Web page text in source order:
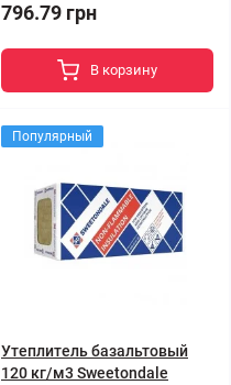
796.79 грн
В корзину
Популярный
Утеплитель базальтовый
120 кг/м3 Sweetondale